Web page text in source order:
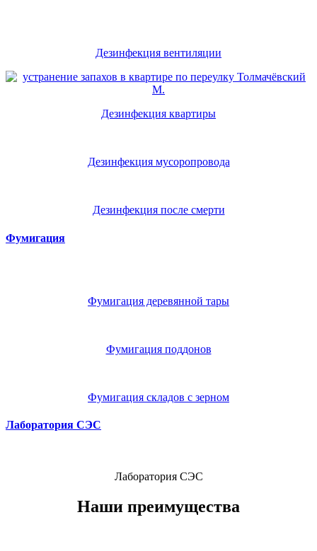
Дезинфекция вентиляции
Дезинфекция квартиры
Дезинфекция мусоропровода
Дезинфекция после смерти
Фумигация
Фумигация деревянной тары
Фумигация поддонов
Фумигация складов с зерном
Лаборатория СЭС
Лаборатория СЭС
Наши преимущества